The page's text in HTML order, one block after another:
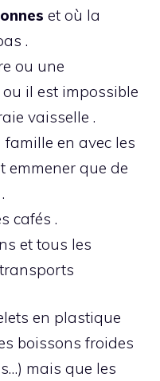
et où la
.
ou une
il est impossible
vaisselle .
famille en avec les
emmener que de
cafés .
et tous les
en plastique
boissons froides
mais que les